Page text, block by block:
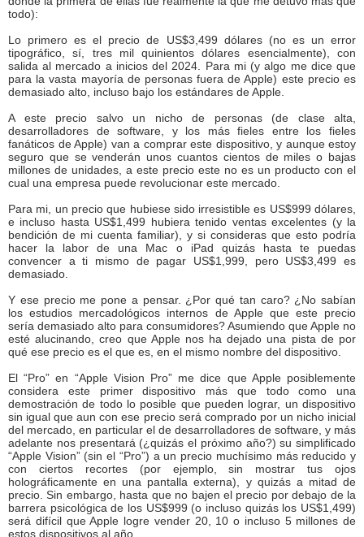
todo):
Lo primero es el precio de US$3,499 dólares (no es un error
tipográfico, sí, tres mil quinientos dólares esencialmente), con
salida al mercado a inicios del 2024. Para mi (y algo me dice que
para la vasta mayoría de personas fuera de Apple) este precio es
demasiado alto, incluso bajo los estándares de Apple.
A este precio salvo un nicho de personas (de clase alta,
desarrolladores de software, y los más fieles entre los fieles
fanáticos de Apple) van a comprar este dispositivo, y aunque estoy
seguro que se venderán unos cuantos cientos de miles o bajas
millones de unidades, a este precio este no es un producto con el
cual una empresa puede revolucionar este mercado.
Para mi, un precio que hubiese sido irresistible es US$999 dólares,
e incluso hasta US$1,499 hubiera tenido ventas excelentes (y la
bendición de mi cuenta familiar), y si consideras que esto podría
hacer la labor de una Mac o iPad quizás hasta te puedas
convencer a ti mismo de pagar US$1,999, pero US$3,499 es
demasiado.
Y ese precio me pone a pensar. ¿Por qué tan caro? ¿No sabían
los estudios mercadológicos internos de Apple que este precio
sería demasiado alto para consumidores? Asumiendo que Apple no
esté alucinando, creo que Apple nos ha dejado una pista de por
qué ese precio es el que es, en el mismo nombre del dispositivo.
El “Pro” en “Apple Vision Pro” me dice que Apple posiblemente
considera este primer dispositivo más que todo como una
demostración de todo lo posible que pueden lograr, un dispositivo
sin igual que aun con ese precio será comprado por un nicho inicial
del mercado, en particular el de desarrolladores de software, y más
adelante nos presentará (¿quizás el próximo año?) su simplificado
“Apple Vision” (sin el “Pro”) a un precio muchísimo más reducido y
con ciertos recortes (por ejemplo, sin mostrar tus ojos
holográficamente en una pantalla externa), y quizás a mitad de
precio. Sin embargo, hasta que no bajen el precio por debajo de la
barrera psicológica de los US$999 (o incluso quizás los US$1,499)
será difícil que Apple logre vender 20, 10 o incluso 5 millones de
estos dispositivos al año.